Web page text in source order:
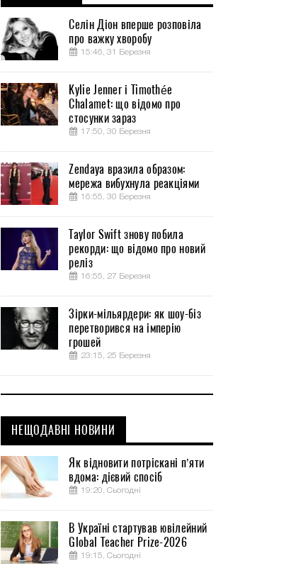
Селін Діон вперше розповіла
про важку хворобу
15:46, 31 Березня
Kylie Jenner і Timothée
Chalamet: що відомо про
стосунки зараз
17:50, 30 Березня
Zendaya вразила образом:
мережа вибухнула реакціями
16:55, 30 Березня
Taylor Swift знову побила
рекорди: що відомо про новий
реліз
16:55, 27 Березня
Зірки-мільярдери: як шоу-біз
перетворився на імперію
грошей
23:15, 25 Березня
НЕЩОДАВНІ НОВИНИ
Як відновити потріскані п’яти
вдома: дієвий спосіб
19:20, Сьогодні
В Україні стартував ювілейний
Global Teacher Prize-2026
19:15, Сьогодні